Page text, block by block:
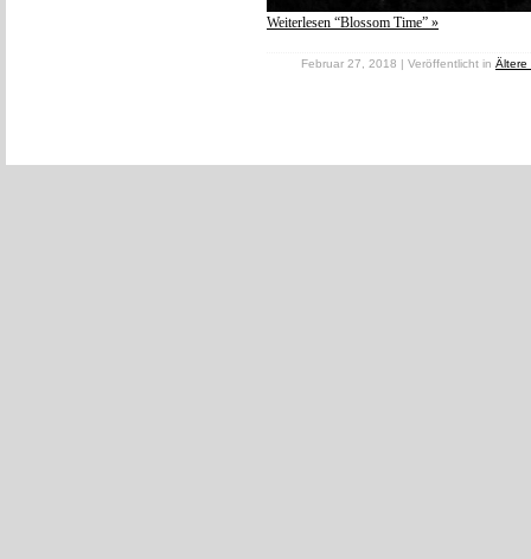
Weiterlesen “Blossom Time” »
Februar 27, 2018 | Veröffentlicht in Ältere